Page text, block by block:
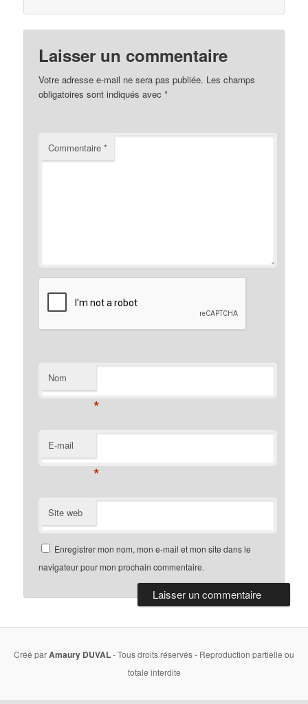
Laisser un commentaire
Votre adresse e-mail ne sera pas publiée. Les champs
obligatoires sont indiqués avec*
Commentaire*
Nom
*
E-mail
*
Site web
Enregistrer mon nom, mon e-mail et mon site dans le
navigateur pour mon prochain commentaire.
Créé parAmaury DUVAL- Tous droits réservés - Reproduction partielle ou
totale interdite